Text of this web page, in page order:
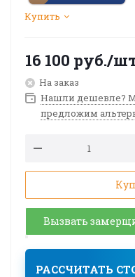
Купить
16 100 руб./
На заказ
Нашли дешевле?
предложим
Вызвать
РАССЧИТАТЬ